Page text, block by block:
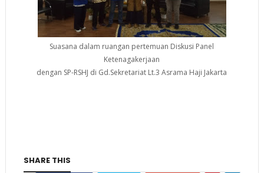
Suasana dalam ruangan pertemuan Diskusi Panel
Ketenagakerjaan
dengan SP-RSHJ di Gd.Sekretariat Lt.3 Asrama Haji Jakarta
SHARE THIS